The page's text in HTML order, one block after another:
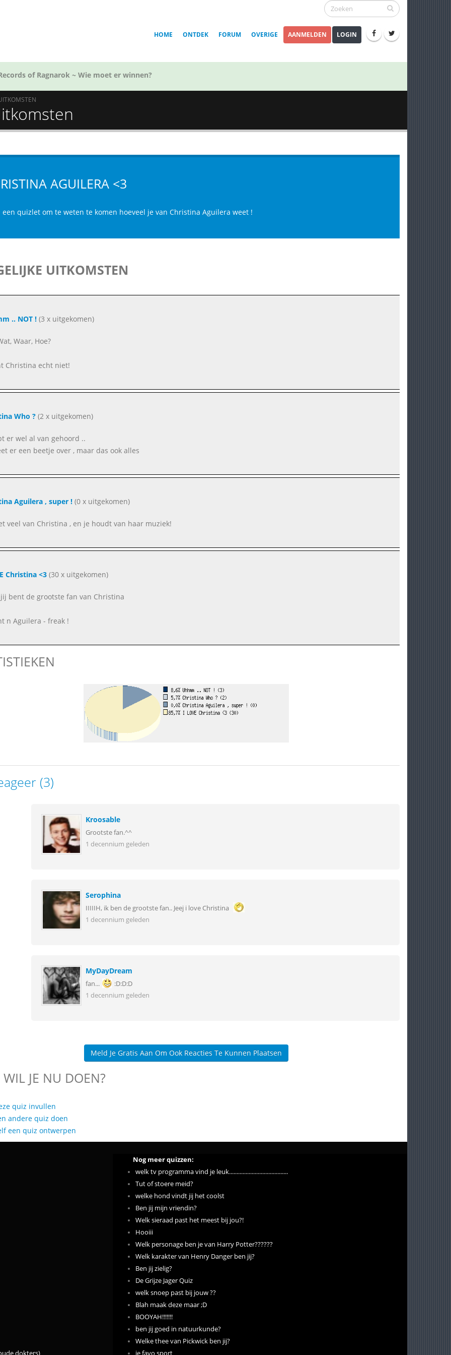
HOME ONTDEK FORUM OVERIGE AANMELDEN LOGIN
of Ragnarok ~ Wie moet er winnen?
AGUILERA <3
een quizlet om te weten te komen hoeveel je van Christina Aguilera weet !
UITKOMSTEN
.. NOT !(3 x uitgekomen)
Waar, Hoe?
Christina echt niet!
Who ?(2 x uitgekomen)
er wel al van gehoord ..
er een beetje over , maar das ook alles
Aguilera , super !(0 x uitgekomen)
veel van Christina , en je houdt van haar muziek!
Christina <3(30 x uitgekomen)
bent de grootste fan van Christina
n Aguilera - freak !
(3)
Kroosable
Grootste fan.^^
1 decennium geleden
Serophina
IIIIIH, ik ben de grootste fan.. Jeej i love Christina
1 decennium geleden
MyDayDream
fan...
:D:D:D
1 decennium geleden
Meld Je Gratis Aan Om Ook Reacties Te Kunnen Plaatsen
JE NU DOEN?
quiz invullen
andere quiz doen
een quiz ontwerpen
dokters)
Nog meer quizzen:
welk tv programma vind je leuk.......................................
Tut of stoere meid?
welke hond vindt jij het coolst
Ben jij mijn vriendin?
Welk sieraad past het meest bij jou?!
Hooiii
Welk personage ben je van Harry Potter??????
Welk karakter van Henry Danger ben jij?
Ben jij zielig?
De Grijze Jager Quiz
welk snoep past bij jouw ??
Blah maak deze maar ;D
BOOYAH!!!!!!!
ben jij goed in natuurkunde?
Welke thee van Pickwick ben jij?
je favo sport